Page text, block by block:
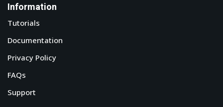
Information
Tutorials
Documentation
Privacy Policy
FAQs
Support